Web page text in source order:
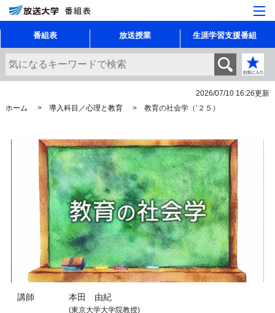
番組表 放送授業 生涯学習支援番組
2026/07/10 16:26更新
ホーム
導入科目／心理と教育 教育の社会学（’２５）
講師 本田 由紀
(東京大学大学院教授)